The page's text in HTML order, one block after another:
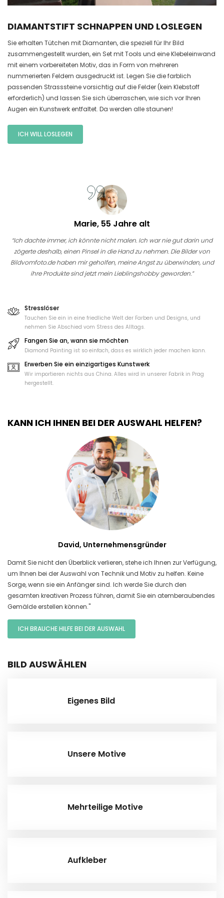
DIAMANTSTIFT SCHNAPPEN UND LOSLEGEN
Sie erhalten Tütchen mit Diamanten, die speziell für Ihr Bild
zusammengestellt wurden, ein Set mit Tools und eine Klebeleinwand
mit einem vorbereiteten Motiv, das in Form von mehreren
nummerierten Feldern ausgedruckt ist. Legen Sie die farblich
passenden Strasssteine vorsichtig auf die Felder (kein Klebstoff
erforderlich) und lassen Sie sich überraschen, wie sich vor Ihren
Augen ein Kunstwerk entfaltet. Da werden alle staunen!
ICH WILL LOSLEGEN
Marie, 55 Jahre alt
“Ich dachte immer, ich könnte nicht malen. Ich war nie gut darin und
zögerte deshalb, einen Pinsel in die Hand zu nehmen. Die Bilder von
Bildvomfoto.de haben mir geholfen, meine Angst zu überwinden, und
ihre Produkte sind jetzt mein Lieblingshobby geworden.”
Stresslöser
Tauchen Sie ein in eine friedliche Welt der Farben und Designs, und
nehmen Sie Abschied vom Stress des Alltags.
Fangen Sie an, wann sie möchten
Diamond Painting ist so einfach, dass es wirklich jeder machen kann.
Erwerben Sie ein einzigartiges Kunstwerk
Wir importieren nichts aus China. Alles wird in unserer Fabrik in Prag
hergestellt.
KANN ICH IHNEN BEI DER AUSWAHL HELFEN?
David, Unternehmensgründer
Damit Sie nicht den Überblick verlieren, stehe ich Ihnen zur Verfügung,
um Ihnen bei der Auswahl von Technik und Motiv zu helfen. Keine
Sorge, wenn sie ein Anfänger sind. Ich werde Sie durch den
gesamten kreativen Prozess führen, damit Sie ein atemberaubendes
Gemälde erstellen können."
ICH BRAUCHE HILFE BEI DER AUSWAHL
BILD AUSWÄHLEN
Eigenes Bild
Unsere Motive
Mehrteilige Motive
Aufkleber